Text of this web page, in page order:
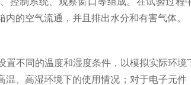
的空气流通，并且排出水分和有害气体。
不同的温度和湿度条件，以模拟实际环境
温、高湿环境下的使用情况；对于电子元